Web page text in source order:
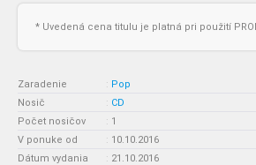
* Uvedená cena titulu je platná pri použití
Zaradenie : Pop
Nosič
: CD
Počet nosičov
: 1
V ponuke od
: 10.10.2016
Dátum vydania
: 21.10.2016